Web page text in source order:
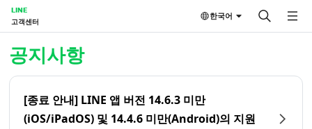
LINE
고객센터
한국어
공지사항
[종료 안내] LINE 앱 버전 14.6.3 미만
(iOS/iPadOS) 및 14.4.6 미만(Android)의 지원